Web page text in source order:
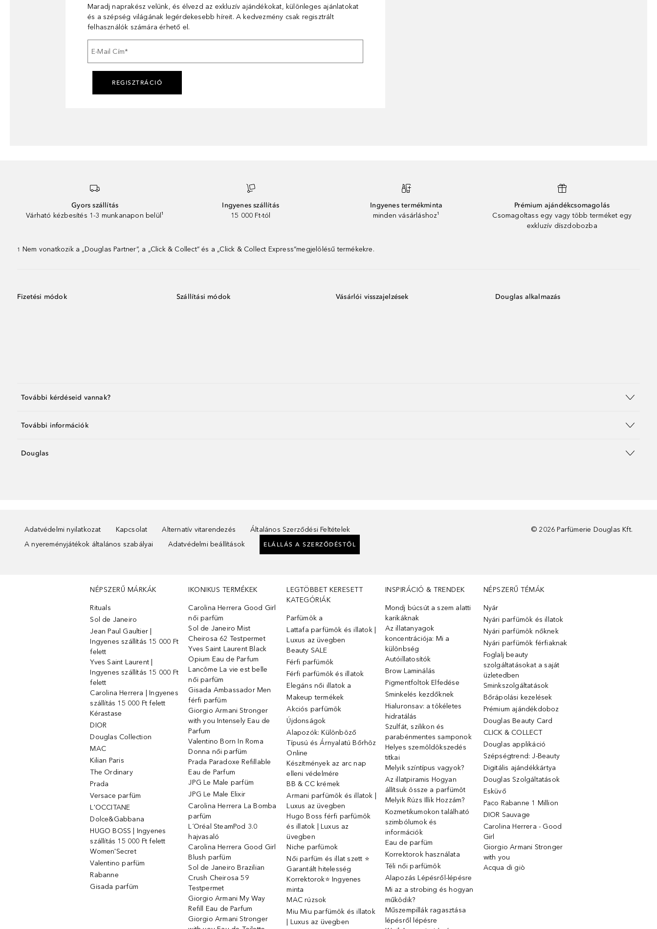
Maradj naprakész velünk, és élvezd az exkluzív ajándékokat, különleges ajánlatokat
és a szépség világának legérdekesebb híreit. A kedvezmény csak regisztrált
felhasználók számára érhető el.
E-Mail Cím*
REGISZTRÁCIÓ
Gyors szállítás
Várható kézbesítés 1-3 munkanapon belül¹
Ingyenes szállítás
15 000 Ft-tól
Ingyenes termékminta
minden vásárláshoz¹
Prémium ajándékcsomagolás
Csomagoltass egy vagy több terméket egy
exkluzív díszdobozba
1 Nem vonatkozik a „Douglas Partner”, a „Click & Collect” és a „Click & Collect Express”megjelölésű termékekre.
Fizetési módok Szállítási módok Vásárlói visszajelzések Douglas alkalmazás
További kérdéseid vannak?
További információk
Douglas
Adatvédelmi nyilatkozat Kapcsolat Alternatív vitarendezés
Általános Szerződési Feltételek
A nyereményjátékok általános szabályai
Adatvédelmi beállítások ELÁLLÁS A SZERZŐDÉSTŐL
© 2026 Parfümerie Douglas Kft.
NÉPSZERŰ MÁRKÁK
Rituals
Sol de Janeiro
Jean Paul Gaultier |
Ingyenes szállítás 15 000 Ft
felett
Yves Saint Laurent |
Ingyenes szállítás 15 000 Ft
felett
Carolina Herrera | Ingyenes
szállítás 15 000 Ft felett
Kérastase
DIOR
Douglas Collection
MAC
Kilian Paris
The Ordinary
Prada
Versace parfüm
L'OCCITANE
Dolce&Gabbana
HUGO BOSS | Ingyenes
szállítás 15 000 Ft felett
Women'Secret
Valentino parfüm
Rabanne
Gisada parfüm
IKONIKUS TERMÉKEK
Carolina Herrera Good Girl
női parfüm
Sol de Janeiro Mist
Cheirosa 62 Testpermet
Yves Saint Laurent Black
Opium Eau de Parfum
Lancôme La vie est belle
női parfüm
Gisada Ambassador Men
férfi parfüm
Giorgio Armani Stronger
with you Intensely Eau de
Parfum
Valentino Born In Roma
Donna női parfüm
Prada Paradoxe Refillable
Eau de Parfum
JPG Le Male parfüm
JPG Le Male Elixir
Carolina Herrera La Bomba
parfüm
L´Oréal SteamPod 3.0
hajvasaló
Carolina Herrera Good Girl
Blush parfüm
Sol de Janeiro Brazilian
Crush Cheirosa 59
Testpermet
Giorgio Armani My Way
Refill Eau de Parfum
Giorgio Armani Stronger
LEGTÖBBET KERESETT
KATEGÓRIÁK
Parfümök ️a
Lattafa parfümök és illatok |
Luxus az üvegben
Beauty SALE
Férfi parfümök
Férfi parfümök és illatok
Elegáns női illatok ️a
Makeup termékek
Akciós parfümök
Újdonságok
Alapozók: Különböző
Típusú és Árnyalatú Bőrhöz
Online
Készítmények az arc nap
elleni védelmére
BB & CC krémek
Armani parfümök és illatok |
Luxus az üvegben
Hugo Boss férfi parfümök
és illatok | Luxus az
üvegben
Niche parfümok
Női parfüm és illat szett ⭐
Garantált hitelesség
Korrektorok⭐ Ingyenes
minta
MAC rúzsok
Miu Miu parfümök és illatok
| Luxus az üvegben
INSPIRÁCIÓ & TRENDEK
Mondj búcsút a szem alatti
karikáknak
Az illatanyagok
koncentrációja: Mi a
különbség
Autóillatosítók
Brow Laminálás
Pigmentfoltok Elfedése
Sminkelés kezdőknek
Hialuronsav: a tökéletes
hidratálás
Szulfát, szilikon és
parabénmentes samponok
Helyes szemöldökszedés
titkai
Melyik színtípus vagyok?
Az illatpiramis Hogyan
állítsuk össze a parfümöt
Melyik Rúzs Illik Hozzám?
Kozmetikumokon található
szimbólumok és
információk
Eau de parfüm
Korrektorok használata
Téli női parfümök
Alapozás Lépésről-lépésre
Mi az a strobing és hogyan
működik?
Műszempillák ragasztása
lépésről lépésre
NÉPSZERŰ TÉMÁK
Nyár
Nyári parfümök és illatok
Nyári parfümök nőknek
Nyári parfümök férfiaknak
Foglalj beauty
szolgáltatásokat a saját
üzletedben
Sminkszolgáltatások
Bőrápolási kezelések
Prémium ajándékdoboz
Douglas Beauty Card
CLICK & COLLECT
Douglas applikáció
Szépségtrend: J-Beauty
Digitális ajándékkártya
Douglas Szolgáltatások
Esküvő
Paco Rabanne 1 Million
DIOR Sauvage
Carolina Herrera - Good
Girl
Giorgio Armani Stronger
with you
Acqua di giò